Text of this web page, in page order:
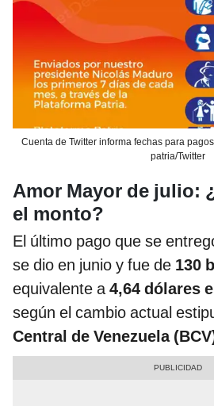
Cuenta de Twitter informa fechas para
patria/Twitter
Amor Mayor de julio:
el monto?
El último pago que se
se dio en junio y fue de 130
equivalente a4,64 dólares
según el cambio actual
Central de Venezuela